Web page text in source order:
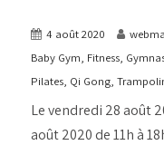
4 août 2020
Baby Gym, Fitness,
Pilates, Qi Gong,
Le vendredi 28 août
août 2020 de 11h à